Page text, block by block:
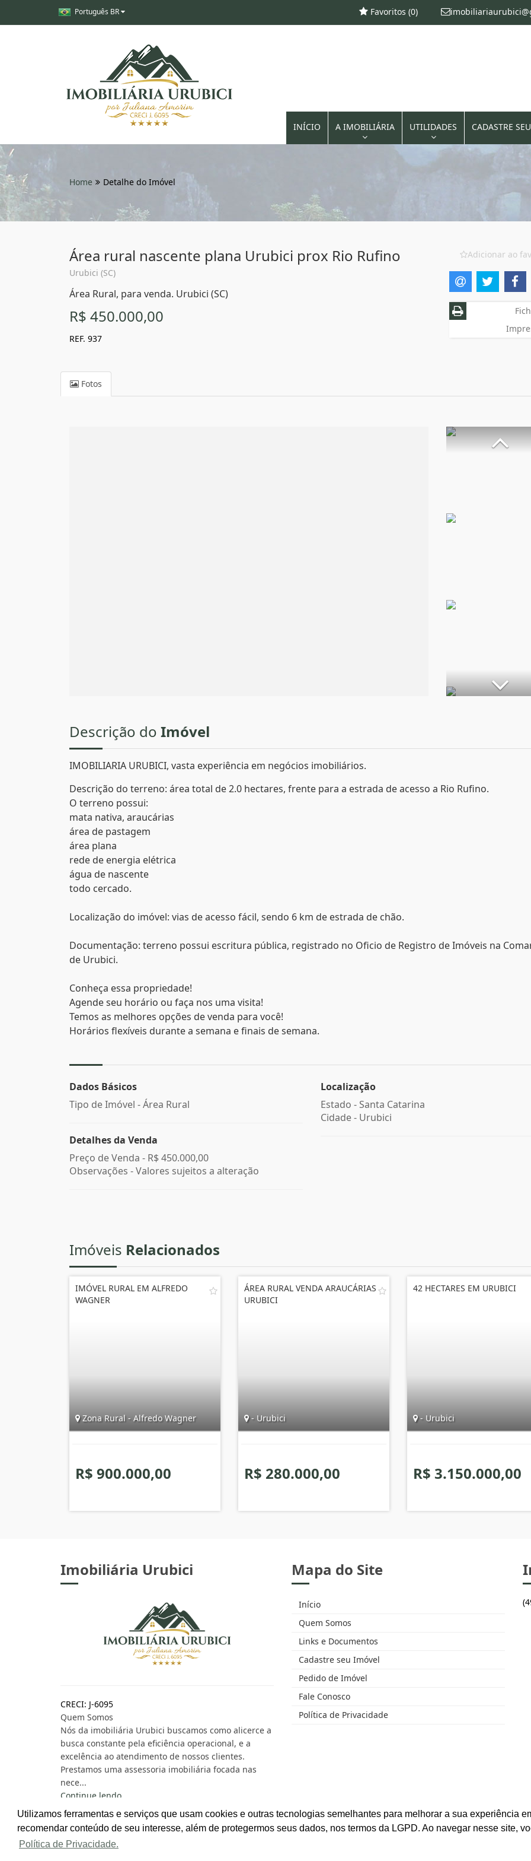
Utilizamos ferramentas e serviços que usam cookies e outras tecnologias semelhantes para melhorar a sua experiência
recomendar conteúdo de seu interesse, além de protegermos seus dados, nos termos da LGPD. Ao navegar nesse site,
Política de Privacidade.
Português BR Favoritos (0)
INÍCIO A IMOBILIÁRIA UTILIDADES CADASTRE
Home Detalhe do Imóvel
Área rural nascente plana Urubici prox Rio Rufino
Urubici (SC)
Área Rural, para venda. Urubici (SC)
R$ 450.000,00
REF. 937
Adicionar ao
Fotos
Descrição do Imóvel
IMOBILIARIA URUBICI, vasta experiência em negócios imobiliários.
Descrição do terreno: área total de 2.0 hectares, frente para a estrada de acesso a Rio Rufino.
O terreno possui:
mata nativa, araucárias
área de pastagem
área plana
rede de energia elétrica
água de nascente
todo cercado.
Localização do imóvel: vias de acesso fácil, sendo 6 km de estrada de chão.
Documentação: terreno possui escritura pública, registrado no Oficio de Registro de Imóveis na
de Urubici.
Conheça essa propriedade!
Agende seu horário ou faça nos uma visita!
Temos as melhores opções de venda para você!
Horários flexíveis durante a semana e finais de semana.
Dados Básicos
Tipo de Imóvel - Área Rural
Detalhes da Venda
Preço de Venda - R$ 450.000,00
Observações - Valores sujeitos a alteração
Localização
Estado - Santa Catarina
Cidade - Urubici
Imóveis Relacionados
IMÓVEL RURAL EM ALFREDO
WAGNER
Zona Rural - Alfredo Wagner
R$ 900.000,00
ÁREA RURAL VENDA ARAUCÁRIAS
URUBICI
- Urubici
R$ 280.000,00
42 HECTARES EM URUBICI
- Urubici
R$ 3.150.000,00
Imobiliária Urubici
CRECI: J-6095
Quem Somos
Nós da imobiliária Urubici buscamos como alicerce a
busca constante pela eficiência operacional, e a
excelência ao atendimento de nossos clientes.
Prestamos uma assessoria imobiliária focada nas
nece...
Continue lendo...
Mapa do Site
Início
Quem Somos
Links e Documentos
Cadastre seu Imóvel
Pedido de Imóvel
Fale Conosco
Política de Privacidade
Site desenvolvido por